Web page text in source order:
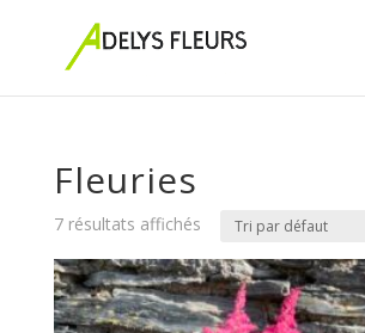
Fleuries
7 résultats affichés